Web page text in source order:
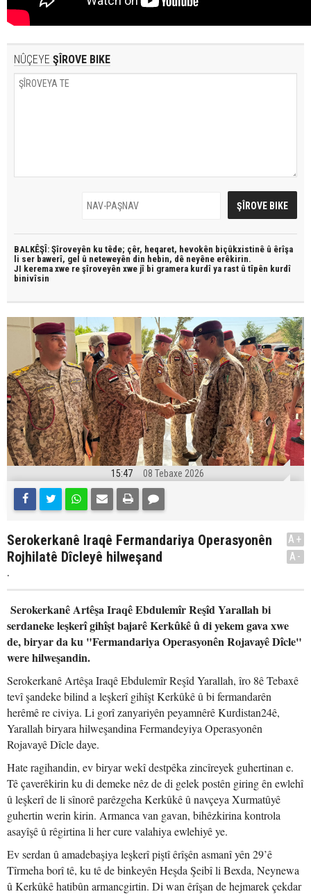
NÛÇEYE ŞÎROVE BIKE
BALKÊŞÎ: Şîroveyên ku têde; çêr, heqaret, hevokên biçûkxistinê û êrîşa
li ser bawerî, gel û neteweyên din hebin, dê neyêne erêkirin.
JI kerema xwe re şîroveyên xwe jî bi gramera kurdî ya rast û tîpên kurdî
binivîsin
15:47 08 Tebaxe 2026
Serokerkanê Iraqê Fermandariya Operasyonên
Rojhilatê Dîcleyê hilweşand
.
A+
A-
Serokerkanê Artêşa Iraqê Ebdulemîr Reşîd Yarallah bi
serdaneke leşkerî gihîşt bajarê Kerkûkê û di yekem gava xwe
de, biryar da ku "Fermandariya Operasyonên Rojavayê Dîcle"
were hilweşandin.
Serokerkanê Artêşa Iraqê Ebdulemîr Reşîd Yarallah, îro 8ê Tebaxê
tevî şandeke bilind a leşkerî gihîşt Kerkûkê û bi fermandarên
herêmê re civiya. Li gorî zanyariyên peyamnêrê Kurdistan24ê,
Yarallah biryara hilweşandina Fermandeyiya Operasyonên
Rojavayê Dîcle daye.
Hate ragihandin, ev biryar wekî destpêka zincîreyek guhertinan e.
Tê çaverêkirin ku di demeke nêz de di gelek postên giring ên ewlehî
û leşkerî de li sînorê parêzgeha Kerkûkê û navçeya Xurmatûyê
guhertin werin kirin. Armanca van gavan, bihêzkirina kontrola
asayîşê û rêgirtina li her cure valahiya ewlehiyê ye.
Ev serdan û amadebaşiya leşkerî piştî êrîşên asmanî yên 29’ê
Tîrmeha borî tê, ku tê de binkeyên Heşda Şeibî li Bexda, Neynewa
û Kerkûkê hatibûn armancgirtin. Di wan êrîşan de hejmarek çekdar